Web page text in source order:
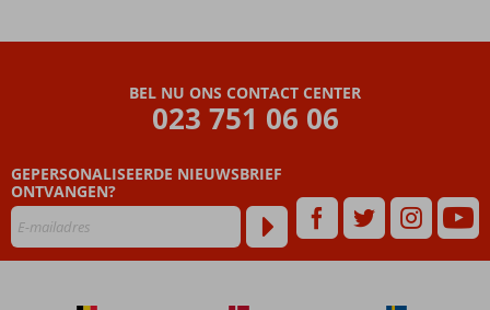
Beoordelingen
dan
48
niet
weergegeven
BEL NU ONS CONTACT CENTER
023 751 06 06
GEPERSONALISEERDE NIEUWSBRIEF
ONTVANGEN?